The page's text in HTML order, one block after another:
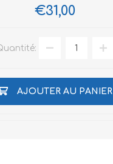
€31,00
AJOUTER AU PANIER